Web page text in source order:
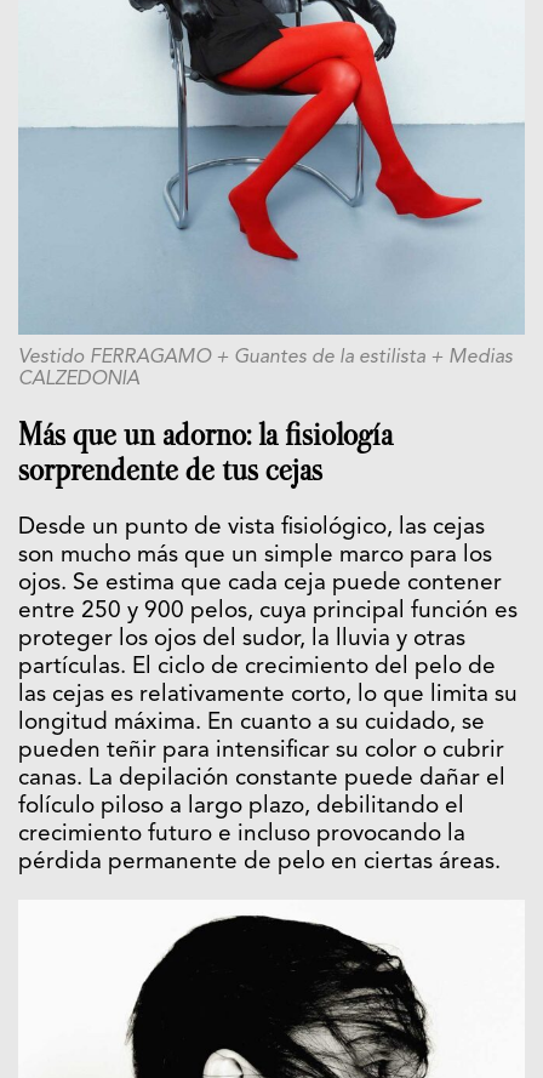
Vestido FERRAGAMO + Guantes de la estilista + Medias
CALZEDONIA
Más que un adorno: la fisiología
sorprendente de tus cejas
Desde un punto de vista fisiológico, las cejas
son mucho más que un simple marco para los
ojos. Se estima que cada ceja puede contener
entre 250 y 900 pelos, cuya principal función es
proteger los ojos del sudor, la lluvia y otras
partículas. El ciclo de crecimiento del pelo de
las cejas es relativamente corto, lo que limita su
longitud máxima. En cuanto a su cuidado, se
pueden teñir para intensificar su color o cubrir
canas. La depilación constante puede dañar el
folículo piloso a largo plazo, debilitando el
crecimiento futuro e incluso provocando la
pérdida permanente de pelo en ciertas áreas.